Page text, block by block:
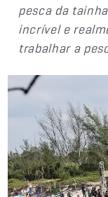
pesca da
incrível e
trabalhar a